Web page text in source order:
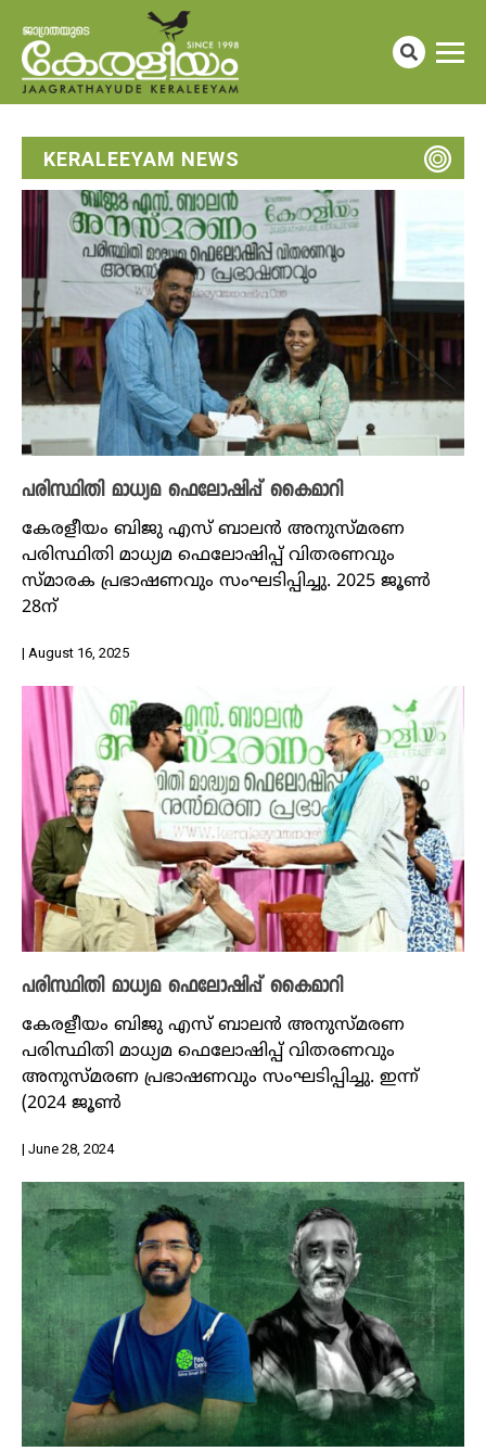
KERALEEYAM NEWS
പരിസ്ഥിതി മാധ്യമ ഫെലോഷിപ്പ് കൈമാറി
കേരളീയം ബിജു എസ് ബാലന്‍ അനുസ്മരണ
പരിസ്ഥിതി മാധ്യമ ഫെലോഷിപ്പ് വിതരണവും
സ്മാരക പ്രഭാഷണവും സംഘടിപ്പിച്ചു. 2025 ജൂൺ
28ന്
| August 16, 2025
പരിസ്ഥിതി മാധ്യമ ഫെലോഷിപ്പ് കൈമാറി
കേരളീയം ബിജു എസ് ബാലന്‍ അനുസ്മരണ
പരിസ്ഥിതി മാധ്യമ ഫെലോഷിപ്പ് വിതരണവും
അനുസ്മരണ പ്രഭാഷണവും സംഘടിപ്പിച്ചു. ഇന്ന്
(2024 ജൂൺ
| June 28, 2024